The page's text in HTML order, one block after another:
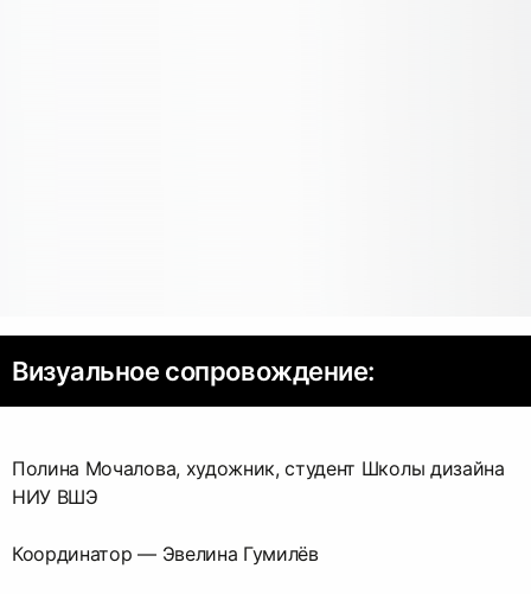
Визуальное сопровождение:
Полина Мочалова, художник, студент Школы дизайна
НИУ ВШЭ
Координатор — Эвелина Гумилёв